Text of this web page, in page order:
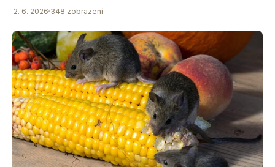
2. 6. 2026 348 zobrazení